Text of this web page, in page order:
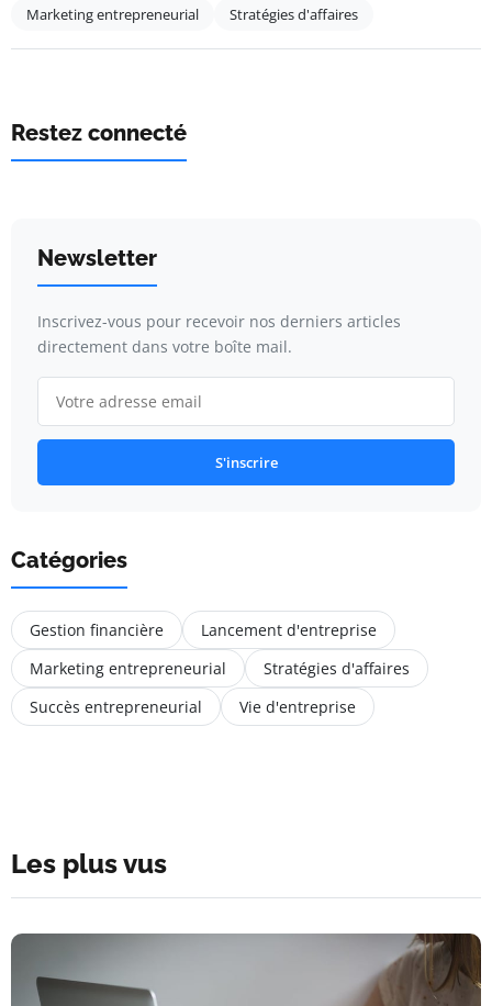
Marketing entrepreneurial
Stratégies d'affaires
Restez connecté
Newsletter
Inscrivez-vous pour recevoir nos derniers articles
directement dans votre boîte mail.
S'inscrire
Catégories
Gestion financière
Lancement d'entreprise
Marketing entrepreneurial
Stratégies d'affaires
Succès entrepreneurial
Vie d'entreprise
Les plus vus